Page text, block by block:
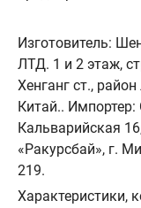
Изготовитель:
ЛТД. 1 и 2 этаж,
Хенганг ст.,
Китай..
Кальварийская
«Ракурсбай», г.
219.
Характеристики,